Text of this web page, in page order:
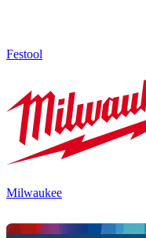
Festool
Milwaukee